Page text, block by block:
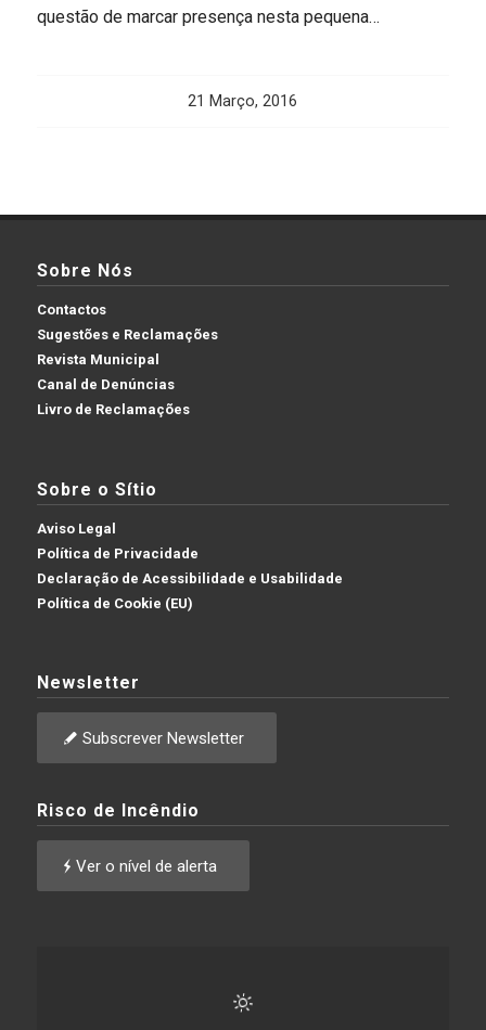
questão de marcar presença nesta pequena…
21 Março, 2016
Sobre Nós
Contactos
Sugestões e Reclamações
Revista Municipal
Canal de Denúncias
Livro de Reclamações
Sobre o Sítio
Aviso Legal
Política de Privacidade
Declaração de Acessibilidade e Usabilidade
Política de Cookie (EU)
Newsletter
Subscrever Newsletter
Risco de Incêndio
Ver o nível de alerta